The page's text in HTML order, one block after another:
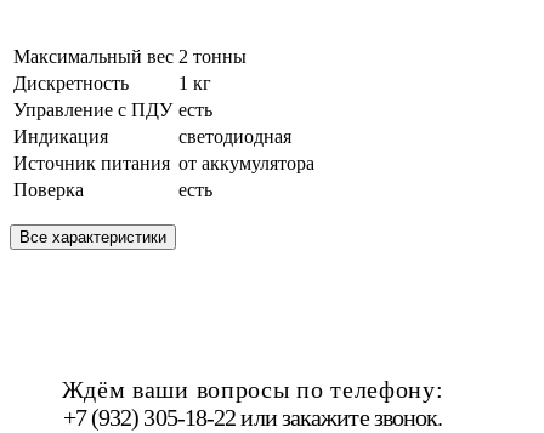
Максимальный вес 2 тонны
Дискретность
1 кг
Управление с ПДУ есть
Индикация
светодиодная
Источник питания от аккумулятора
Поверка
есть
Все характеристики
Ждём ваши вопросы по телефону:
+7 (932) 305-18-22 илизакажите звонок.